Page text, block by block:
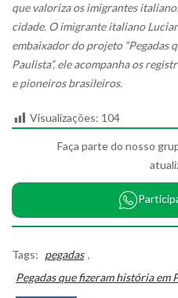
que valoriza os imigrantes
cidade. O imigrante italiano
embaixador do projeto “Pegadas
Paulista”, ele acompanha os
e pioneiros brasileiros.
Visualizações: 104
Faça parte do nosso
Tags: pegadas ,
Pegadas que fizeram história em